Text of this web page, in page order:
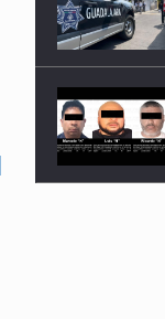
Más vale
24 de Marzo
La cloaca en
17 de Marzo